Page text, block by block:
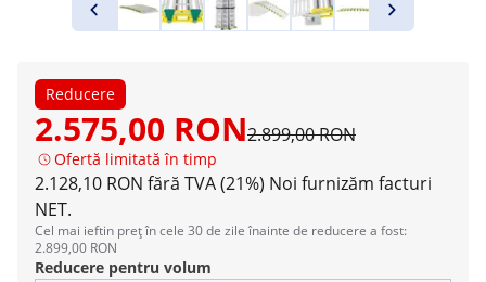
Reducere
2.575,00 RON2.899,00 RON
Ofertă limitată în timp
2.128,10 RON fără TVA (21%) Noi furnizăm facturi
NET.
Cel mai ieftin preț în cele 30 de zile înainte de reducere a fost:
2.899,00 RON
Reducere pentru volum